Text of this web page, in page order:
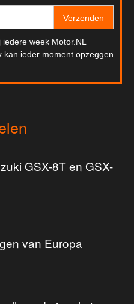
Verzenden
week Motor.NL
kan ieder moment opzeggen
GSX-8T en GSX-
van Europa